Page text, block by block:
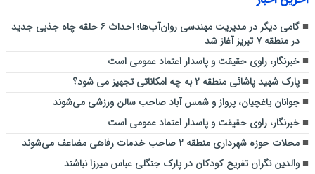
گامی دیگر در مدیریت مهندسی روان‌آب‌ها؛ احداث ۶ حلقه چاه جذبی جدید
در منطقه ۷ تبریز آغاز شد
خبرنگار، راوی حقیقت و پاسدار اعتماد عمومی است
پارک شهید پاشائی منطقه ۲ به چه امکاناتی تجهیز می شود؟
جوانان یاغچیان، پرواز و شمس آباد صاحب سالن ورزشی می‌شوند
خبرنگار، راوی حقیقت و پاسدار اعتماد عمومی است
محلات حوزه شهرداری منطقه ۲ صاحب خدمات رفاهی مضاعف می‌شوند
والدین نگران تفریح کودکان در پارک جنگلی عباس میرزا نباشند